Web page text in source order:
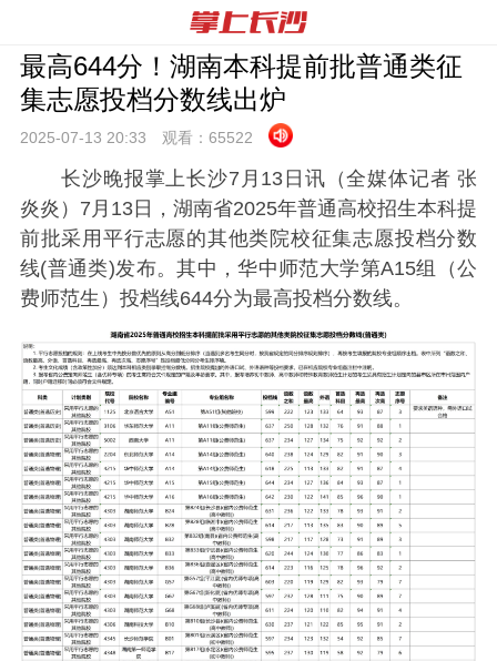
最高644分！湖南本科提前批普通类征
集志愿投档分数线出炉
2025-07-13 20:33 观看： 65522
长沙晚报掌上长沙7月13日讯（全媒体记者 张
炎炎）7月13日，湖南省2025年普通高校招生本科提
前批采用平行志愿的其他类院校征集志愿投档分数
线(普通类)发布。其中，华中师范大学第A15组（公
费师范生）投档线644分为最高投档分数线。